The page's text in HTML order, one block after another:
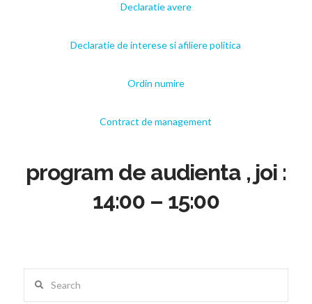
Declaratie avere
Declaratie de interese si afiliere politica
Ordin numire
Contract de management
program de audienta , joi :
14:00 – 15:00